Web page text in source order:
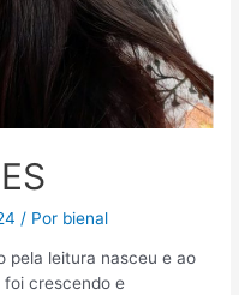
/ Por bienal
pela leitura nasceu e ao
foi crescendo e